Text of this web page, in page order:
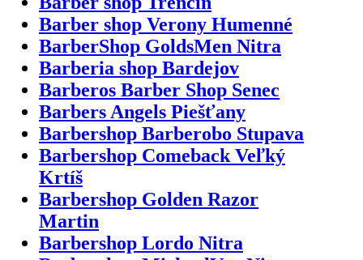
Barber shop Verony Humenné
BarberShop GoldsMen Nitra
Barberia shop Bardejov
Barberos Barber Shop Senec
Barbers Angels Piešťany
Barbershop Barberobo Stupava
Barbershop Comeback Veľký
Krtíš
Barbershop Golden Razor
Martin
Barbershop Lordo Nitra